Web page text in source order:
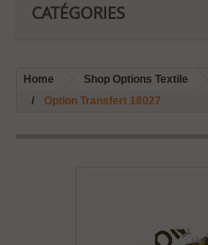
CATÉGORIES
Home Shop Options Textile
Option Transfert 18027